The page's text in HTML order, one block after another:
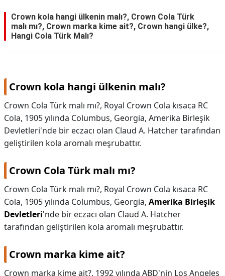
KAMP
ALANLARI
HAMİLELİK
Crown kola hangi ülkenin malı?, Crown Cola Türk
malı mı?, Crown marka kime ait?, Crown hangi ülke?,
Hangi Cola Türk Malı?
Crown kola hangi ülkenin malı?
Crown Cola Türk malı mı?, Royal Crown Cola kısaca RC
Cola, 1905 yılında Columbus, Georgia, Amerika Birleşik
Devletleri'nde bir eczacı olan Claud A. Hatcher tarafından
geliştirilen kola aromalı meşrubattır.
Crown Cola Türk malı mı?
Crown Cola Türk malı mı?, Royal Crown Cola kısaca RC
Cola, 1905 yılında Columbus, Georgia, Amerika Birleşik
Devletleri'nde bir eczacı olan Claud A. Hatcher
tarafından geliştirilen kola aromalı meşrubattır.
Crown marka kime ait?
Crown marka kime ait?, 1992 yılında ABD'nin Los Angeles